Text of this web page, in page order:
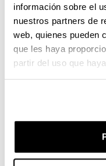
información sobre el
nuestros partners de
web, quienes pueden
que les haya
partir del uso que